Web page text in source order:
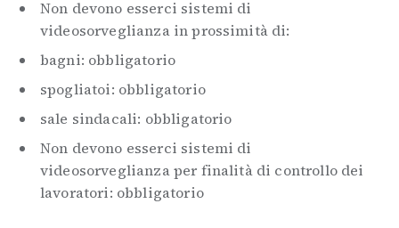
Non devono esserci sistemi di
videosorveglianza in prossimità di:
bagni: obbligatorio
spogliatoi: obbligatorio
sale sindacali: obbligatorio
Non devono esserci sistemi di
videosorveglianza per finalità di controllo dei
lavoratori: obbligatorio